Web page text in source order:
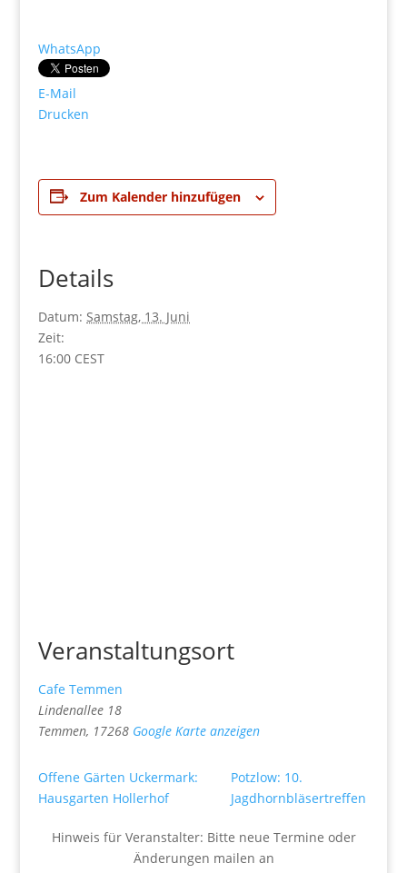
WhatsApp
E-Mail
Drucken
Zum Kalender hinzufügen
Details
Datum: Samstag, 13. Juni
Zeit:
16:00 CEST
Veranstaltungsort
Cafe Temmen
Lindenallee 18
Temmen, 17268 Google Karte anzeigen
Offene Gärten Uckermark:
Hausgarten Hollerhof
Potzlow: 10.
Jagdhornbläsertreffen
Hinweis für Veranstalter: Bitte neue Termine oder
Änderungen mailen an